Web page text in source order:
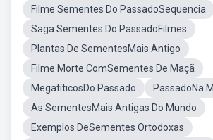
Filme Sementes Do PassadoSequencia
Saga Sementes Do PassadoFilmes
Plantas De SementesMais Antigo
Filme Morte ComSementes De Maçã
MegatíticosDo Passado
PassadoNa
As SementesMais Antigas Do Mundo
Exemplos DeSementes Ortodoxas